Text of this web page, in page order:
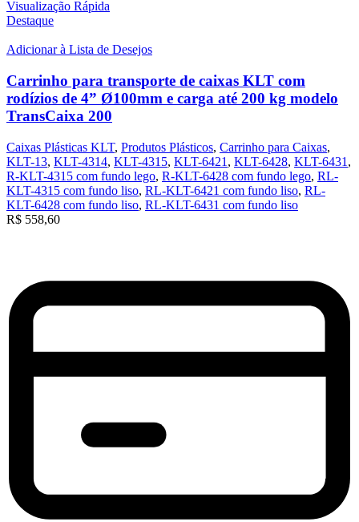
Visualização Rápida
Destaque
Adicionar à Lista de Desejos
Carrinho para transporte de caixas KLT com
rodízios de 4” Ø100mm e carga até 200 kg modelo
TransCaixa 200
Caixas Plásticas KLT, Produtos Plásticos, Carrinho para Caixas,
KLT-13, KLT-4314, KLT-4315, KLT-6421 , KLT-6428, KLT-6431 ,
R-KLT-4315 com fundo lego, R-KLT-6428 com fundo lego, RL-
KLT-4315 com fundo liso, RL-KLT-6421 com fundo liso, RL-
KLT-6428 com fundo liso, RL-KLT-6431 com fundo liso
R$ 558,60